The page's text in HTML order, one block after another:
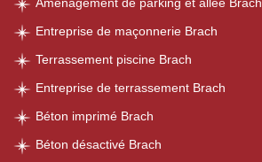
Entreprise de maçonnerie Brach
Terrassement piscine Brach
Entreprise de terrassement Brach
Béton imprimé Brach
Béton désactivé Brach